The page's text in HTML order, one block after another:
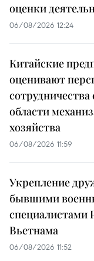
оценки
06/08/2026 12:24
Китайские
оценивают
области
хозяйства
06/08/2026 11:59
Укрепление
бывшими
специалистами
Вьетнама
06/08/2026 11:52